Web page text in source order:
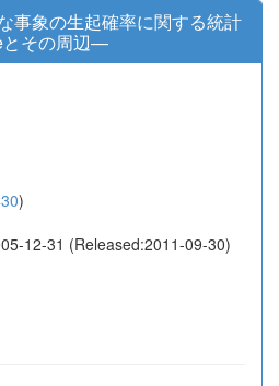
事象の生起確率に関する統計
その周辺—
)
12-31 (Released:2011-09-30)